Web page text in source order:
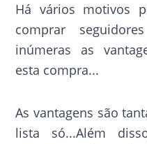
Há vários motivos
comprar
inúmeras as
esta compra...
As vantagens são
lista só...Além